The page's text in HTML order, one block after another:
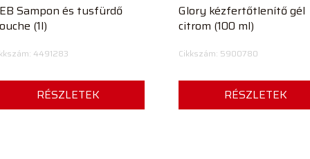
Sampon és tusfürdő
(1l)
4491283
RÉSZLETEK
Glory kézfertőtlenítő gél
citrom (100 ml)
Cikkszám: 5900780
RÉSZLETEK